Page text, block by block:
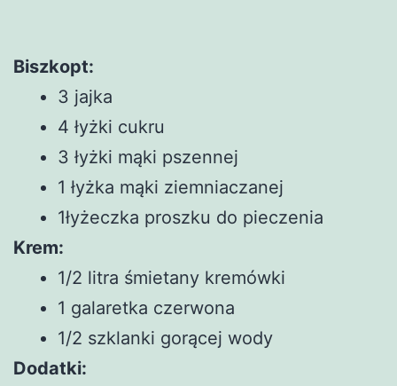
Biszkopt:
3 jajka
4 łyżki cukru
3 łyżki mąki pszennej
1 łyżka mąki ziemniaczanej
1łyżeczka proszku do pieczenia
Krem:
1/2 litra śmietany kremówki
1 galaretka czerwona
1/2 szklanki gorącej wody
Dodatki: